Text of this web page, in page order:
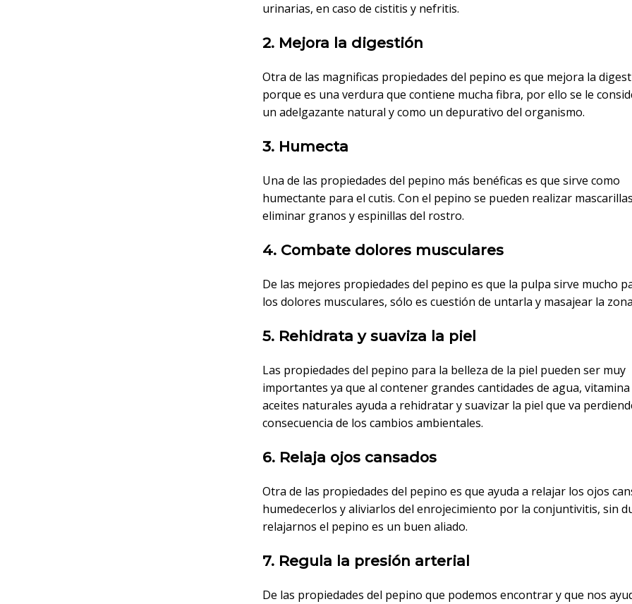
urinarias, en caso de cistitis y nefritis.
2. Mejora la digestión
Otra de las magnificas propiedades del pepino es que mejora la
porque es una verdura que contiene mucha fibra, por ello se le
un adelgazante natural y como un depurativo del organismo.
3. Humecta
Una de las propiedades del pepino más benéficas es que sirve como
humectante para el cutis. Con el pepino se pueden realizar
eliminar granos y espinillas del rostro.
4. Combate dolores musculares
De las mejores propiedades del pepino es que la pulpa sirve mucho
los dolores musculares, sólo es cuestión de untarla y masajear la
5. Rehidrata y suaviza la piel
Las propiedades del pepino para la belleza de la piel pueden ser muy
importantes ya que al contener grandes cantidades de agua, vitamina
aceites naturales ayuda a rehidratar y suavizar la piel que va
consecuencia de los cambios ambientales.
6. Relaja ojos cansados
Otra de las propiedades del pepino es que ayuda a relajar los ojos
humedecerlos y aliviarlos del enrojecimiento por la conjuntivitis, sin
relajarnos el pepino es un buen aliado.
7. Regula la presión arterial
De las propiedades del pepino que podemos encontrar y que nos